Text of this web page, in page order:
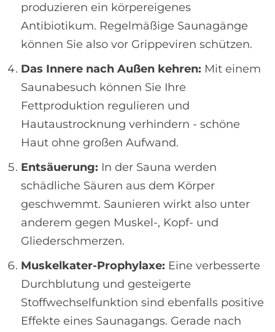
produzieren ein körpereigenes
Antibiotikum. Regelmäßige Saunagänge
können Sie also vor Grippeviren schützen.
Das Innere nach Außen kehren: Mit einem
Saunabesuch können Sie Ihre
Fettproduktion regulieren und
Hautaustrocknung verhindern - schöne
Haut ohne großen Aufwand.
Entsäuerung: In der Sauna werden
schädliche Säuren aus dem Körper
geschwemmt. Saunieren wirkt also unter
anderem gegen Muskel-, Kopf- und
Gliederschmerzen.
Muskelkater-Prophylaxe: Eine verbesserte
Durchblutung und gesteigerte
Stoffwechselfunktion sind ebenfalls positive
Effekte eines Saunagangs. Gerade nach